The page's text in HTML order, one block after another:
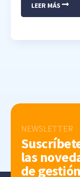
LEER MÁS
NEWSLETTER
las
de